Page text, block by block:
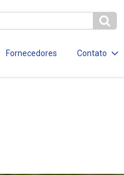
Fornecedores Contato